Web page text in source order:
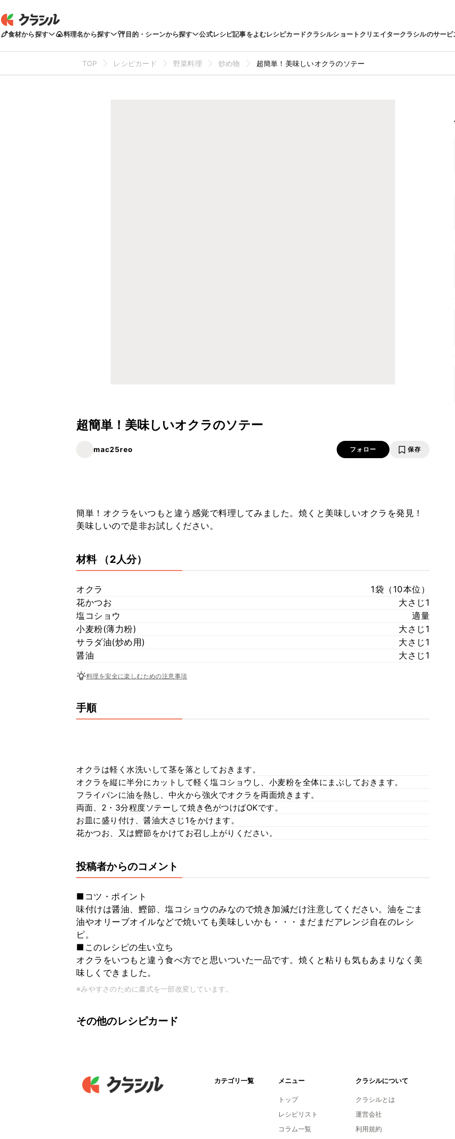
食材から探す 料理名から探す 目的・シーンから探す 公式レシピ記事をよむレシピカードクラシルショートクリエイタークラシルのサービ
TOP レシピカード 野菜料理 炒め物 超簡単！美味しいオクラのソテー
超簡単！美味しいオクラのソテー
mac25reo フォロー 保存
簡単！オクラをいつもと違う感覚で料理してみました。焼くと美味しいオクラを発見！
美味しいので是非お試しください。
材料 （2人分）
オクラ
1袋（10本位）
花かつお
大さじ1
塩コショウ
適量
小麦粉(薄力粉)
大さじ1
サラダ油(炒め用)
大さじ1
醤油
大さじ1
料理を安全に楽しむための注意事項
手順
オクラは軽く水洗いして茎を落としておきます。
オクラを縦に半分にカットして軽く塩コショウし、小麦粉を全体にまぶしておきます。
フライパンに油を熱し、中火から強火でオクラを両面焼きます。
両面、2・3分程度ソテーして焼き色がつけばOKです。
お皿に盛り付け、醤油大さじ1をかけます。
花かつお、又は鰹節をかけてお召し上がりください。
投稿者からのコメント
■コツ・ポイント
味付けは醤油、鰹節、塩コショウのみなので焼き加減だけ注意してください。油をごま
油やオリーブオイルなどで焼いても美味しいかも・・・まだまだアレンジ自在のレシ
ピ。
■このレシピの生い立ち
オクラをいつもと違う食べ方でと思いついた一品です。焼くと粘りも気もあまりなく美
味しくできました。
※みやすさのために書式を一部改変しています。
その他のレシピカード
カテゴリ一覧 メニュー
トップ
レシピリスト
コラム一覧
クラシルについて
クラシルとは
運営会社
利用規約